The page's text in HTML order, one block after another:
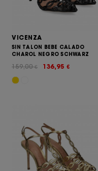
VICENZA
SIN TALON BEBE CALADO
CHAROL NEGRO SCHWARZ
136,95 €
159,00€